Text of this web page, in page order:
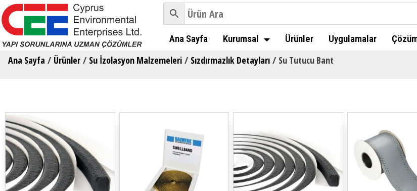
Ana Sayfa Kurumsal Ürünler Uygulamalar
Ana Sayfa / Ürünler / Su İzolasyon Malzemeleri / Sızdırmazlık Detayları / Su Tutucu Bant